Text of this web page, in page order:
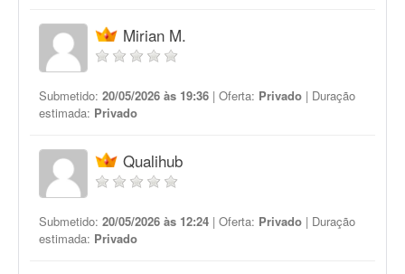
Mirian M.
Submetido: 20/05/2026 às 19:36 | Oferta: Privado | Duração
estimada: Privado
Qualihub
Submetido: 20/05/2026 às 12:24 | Oferta: Privado | Duração
estimada: Privado